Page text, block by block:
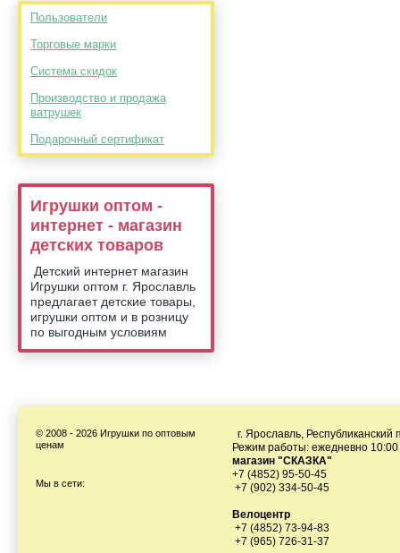
Пользователи
Торговые марки
Система скидок
Производство и продажа
ватрушек
Подарочный сертификат
Игрушки оптом -
интернет - магазин
детских товаров
Детский интернет магазин
Игрушки оптом г. Ярославль
предлагает детские товары,
игрушки оптом и в розницу
по выгодным условиям
© 2008 - 2026 Игрушки по оптовым
ценам
Мы в сети:
г. Ярославль, Республиканский
Режим работы: ежедневно 10:00
магазин "СКАЗКА"
+7 (4852) 95-50-45
+7 (902) 334-50-45
Велоцентр
+7 (4852) 73-94-83
+7 (965) 726-31-37